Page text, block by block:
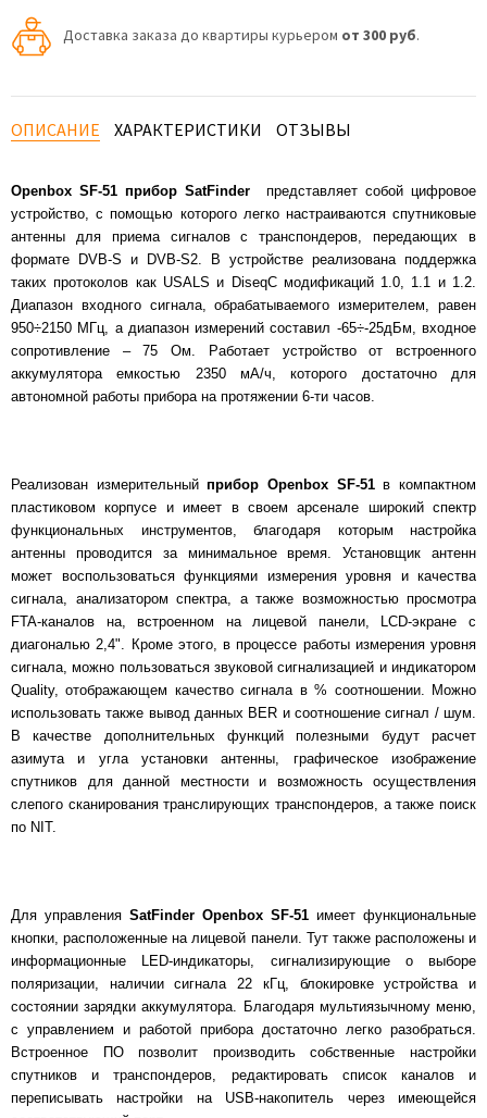
Доставка заказа до квартиры курьером от 300 руб.
ОПИСАНИЕ ХАРАКТЕРИСТИКИ ОТЗЫВЫ
Openbox SF-51 прибор SatFinder
представляет собой цифровое
устройство, с помощью которого легко настраиваются спутниковые
антенны для приема сигналов с транспондеров, передающих в
формате DVB-S и DVB-S2. В устройстве реализована поддержка
таких протоколов как USALS и DiseqC модификаций 1.0, 1.1 и 1.2.
Диапазон входного сигнала, обрабатываемого измерителем, равен
950÷2150 МГц, а диапазон измерений составил -65÷-25дБм, входное
сопротивление – 75 Ом. Работает устройство от встроенного
аккумулятора емкостью 2350 мА/ч, которого достаточно для
автономной работы прибора на протяжении 6-ти часов.
Реализован измерительныйприбор Openbox SF-51в компактном
пластиковом корпусе и имеет в своем арсенале широкий спектр
функциональных инструментов, благодаря которым настройка
антенны проводится за минимальное время. Установщик антенн
может воспользоваться функциями измерения уровня и качества
сигнала, анализатором спектра, а также возможностью просмотра
FTA-каналов на, встроенном на лицевой панели, LCD-экране с
диагональю 2,4". Кроме этого, в процессе работы измерения уровня
сигнала, можно пользоваться звуковой сигнализацией и индикатором
Quality, отображающем качество сигнала в % соотношении. Можно
использовать также вывод данных BER и соотношение сигнал / шум.
В качестве дополнительных функций полезными будут расчет
азимута и угла установки антенны, графическое изображение
спутников для данной местности и возможность осуществления
слепого сканирования транслирующих транспондеров, а также поиск
по NIT.
Для управления SatFinder Openbox SF-51 имеет функциональные
кнопки, расположенные на лицевой панели. Тут также расположены и
информационные LED-индикаторы, сигнализирующие о выборе
поляризации, наличии сигнала 22 кГц, блокировке устройства и
состоянии зарядки аккумулятора. Благодаря мультиязычному меню,
с управлением и работой прибора достаточно легко разобраться.
Встроенное ПО позволит производить собственные настройки
спутников и транспондеров, редактировать список каналов и
переписывать настройки на USB-накопитель через имеющейся